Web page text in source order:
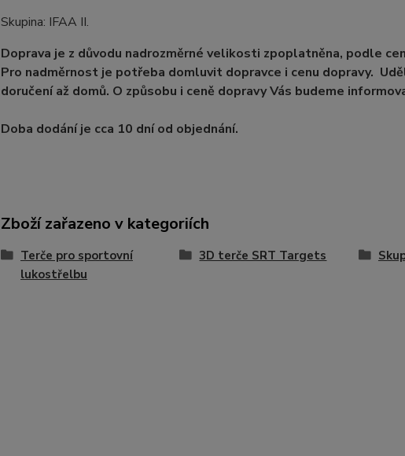
Skupina: IFAA II.
Doprava je z důvodu nadrozměrné velikosti zpoplatněna, podle
Pro nadměrnost je potřeba domluvit dopravce i cenu dopravy.
doručení až domů. O způsobu i ceně dopravy Vás budeme
Doba dodání je cca 10 dní od objednání.
Zboží zařazeno v kategoriích
Terče pro sportovní
lukostřelbu
3D terče SRT Targets